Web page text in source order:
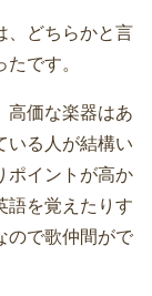
、どちらかと言
です。
高価な楽器はあ
いる人が結構い
ポイントが高か
語を覚えたりす
ので歌仲間がで